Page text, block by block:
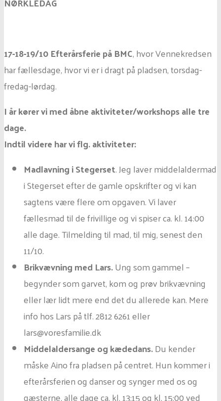
17-18-19/10 Efterårsferie på BMC, hvor Vennekredsen
har fællesdage, hvor vi er i dragt på pladsen, torsdag-
fredag-lørdag.
I år kører vi med åbne aktiviteter/workshops alle tre
dage.
Indtil videre har vi flg. aktiviteter:
Madlavning i Stegerset. Jeg laver middelaldermad
i Stegerset efter de gamle opskrifter og vi kan
sagtens være flere om opgaven. Vi laver
fællesmad til de frivillige og vi spiser ca. kl. 14:00
alle dage. Tilmelding til mad, til mig, senest den
11/10.
Brikvævning med Lars.Ung som gammel –
begynder som garvet, kom og prøv brikvævning
eller lær lidt mere end det du allerede kan. Mere
info hos Lars på tlf. 2812 6261 eller
lars@voresfamilie.dk
Middelaldersange og kædedans.Du kender
måske Aino fra pladsen på centret. Hun kommer i
efterårsferien og danser og synger med os og
gæsterne, alle dage ca. kl. 13:15 og kl. 15:00 ved